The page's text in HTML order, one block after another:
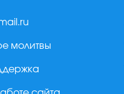
молитвы